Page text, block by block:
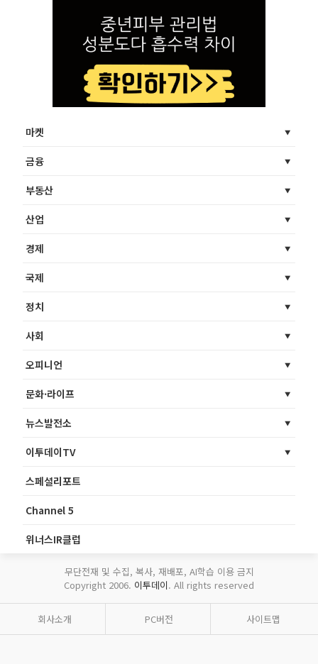
마켓
금융
부동산
산업
경제
국제
정치
사회
오피니언
문화·라이프
뉴스발전소
이투데이TV
스페셜리포트
Channel 5
위너스IR클럽
무단전재 및 수집, 복사, 재배포, AI학습 이용 금지
Copyright 2006. 이투데이. All rights reserved
회사소개 PC버전 사이트맵